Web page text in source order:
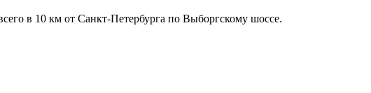
в 10 км от Санкт-Петербурга по Выборгскому шоссе.